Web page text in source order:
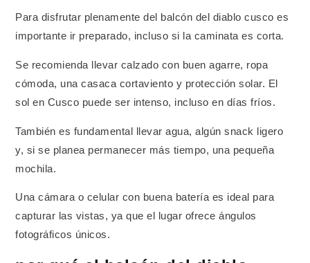
Para disfrutar plenamente del balcón del diablo cusco es
importante ir preparado, incluso si la caminata es corta.
Se recomienda llevar calzado con buen agarre, ropa
cómoda, una casaca cortaviento y protección solar. El
sol en Cusco puede ser intenso, incluso en días fríos.
También es fundamental llevar agua, algún snack ligero
y, si se planea permanecer más tiempo, una pequeña
mochila.
Una cámara o celular con buena batería es ideal para
capturar las vistas, ya que el lugar ofrece ángulos
fotográficos únicos.